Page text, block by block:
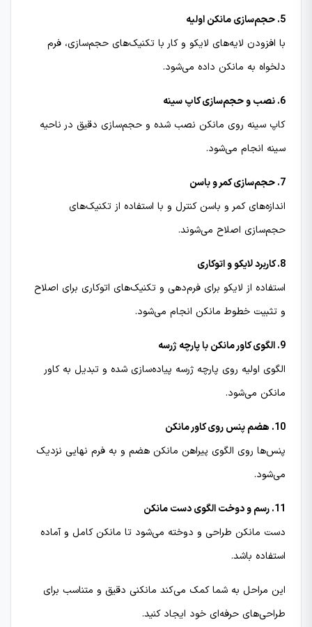
5. حجم‌سازی مانکن اولیه
با افزودن لایه‌های لایکو و کار با تکنیک‌های حجم‌سازی، فرم
دلخواه به مانکن داده می‌شود.
6. نصب و حجم‌سازی کاپ سینه
کاپ سینه روی مانکن نصب شده و حجم‌سازی دقیق در ناحیه
سینه انجام می‌شود.
7. حجم‌سازی کمر و باسن
اندازه‌های کمر و باسن کنترل و با استفاده از تکنیک‌های
حجم‌سازی اصلاح می‌شوند.
8. کاربرد لایکو و اتوکاری
استفاده از لایکو برای فرم‌دهی و تکنیک‌های اتوکاری برای اصلاح
و تثبیت خطوط مانکن انجام می‌شود.
9. الگوی کاور مانکن با پارچه ژرسه
الگوی اولیه روی پارچه ژرسه پیاده‌سازی شده و تبدیل به کاور
مانکن می‌شود.
10. هضم پنس روی کاور مانکن
پنس‌ها روی الگوی پیراهن مانکن هضم و به فرم نهایی نزدیک
می‌شود.
11. رسم و دوخت الگوی دست مانکن
دست مانکن طراحی و دوخته می‌شود تا مانکن کامل و آماده
استفاده باشد.
این مراحل به شما کمک می‌کند مانکنی دقیق و متناسب برای
طراحی‌های حرفه‌ای خود ایجاد کنید.